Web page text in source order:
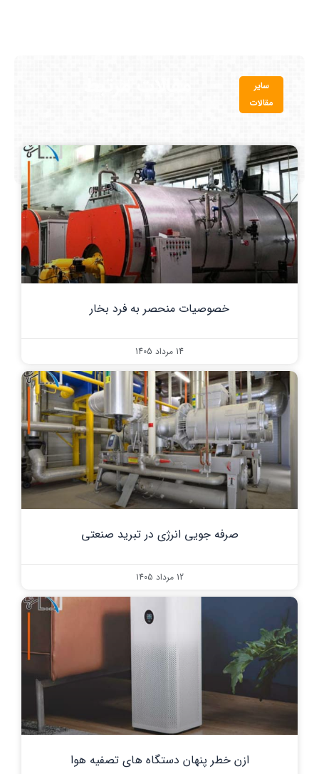
سایر
مقالات
خصوصیات منحصر به فرد بخار
14 مرداد 1405
صرفه جویی انرژی در تبرید صنعتی
12 مرداد 1405
ازن خطر پنهان دستگاه های تصفیه هوا